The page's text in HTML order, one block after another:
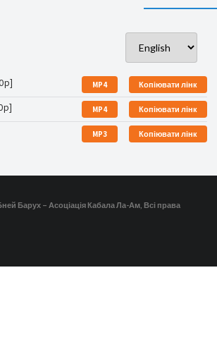
MP4 Копіювати лінк
MP4 Копіювати лінк
MP3 Копіювати лінк
Барух – Асоціація Кабала Ла-Ам, Всі права